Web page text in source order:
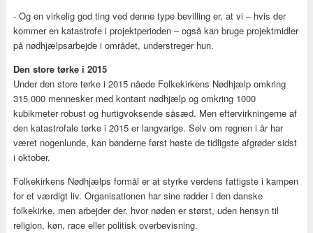
- Og en virkelig god ting ved denne type bevilling er, at vi – hvis der
kommer en katastrofe i projektperioden – også kan bruge projektmidler
på nødhjælpsarbejde i området, understreger hun.
Den store tørke i 2015
Under den store tørke i 2015 nåede Folkekirkens Nødhjælp omkring
315.000 mennesker med kontant nødhjælp og omkring 1000
kubikmeter robust og hurtigvoksende såsæd. Men eftervirkningerne af
den katastrofale tørke i 2015 er langvarige. Selv om regnen i år har
været nogenlunde, kan bønderne først høste de tidligste afgrøder sidst
i oktober.
Folkekirkens Nødhjælps formål er at styrke verdens fattigste i kampen
for et værdigt liv. Organisationen har sine rødder i den danske
folkekirke, men arbejder der, hvor nøden er størst, uden hensyn til
religion, køn, race eller politisk overbevisning.